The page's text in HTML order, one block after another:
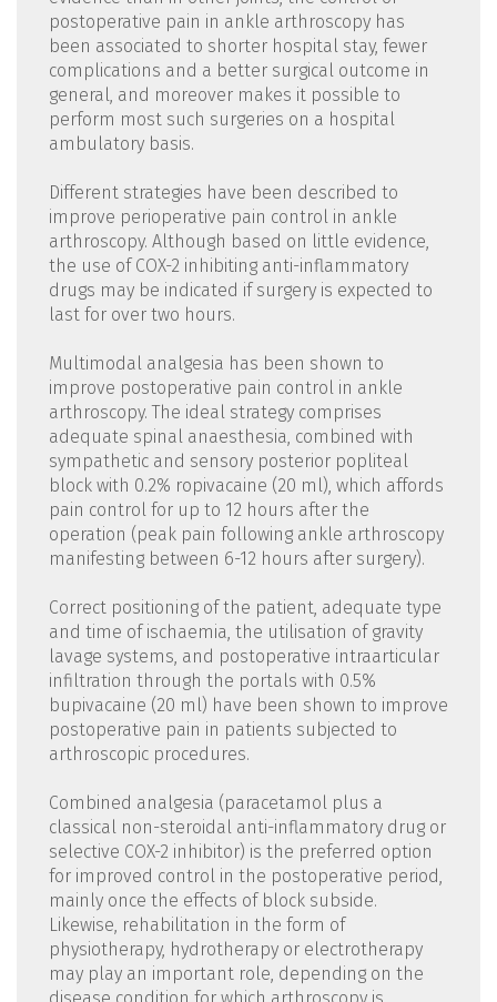
postoperative pain in ankle arthroscopy has
been associated to shorter hospital stay, fewer
complications and a better surgical outcome in
general, and moreover makes it possible to
perform most such surgeries on a hospital
ambulatory basis.
Different strategies have been described to
improve perioperative pain control in ankle
arthroscopy. Although based on little evidence,
the use of COX-2 inhibiting anti-inflammatory
drugs may be indicated if surgery is expected to
last for over two hours.
Multimodal analgesia has been shown to
improve postoperative pain control in ankle
arthroscopy. The ideal strategy comprises
adequate spinal anaesthesia, combined with
sympathetic and sensory posterior popliteal
block with 0.2% ropivacaine (20 ml), which affords
pain control for up to 12 hours after the
operation (peak pain following ankle arthroscopy
manifesting between 6-12 hours after surgery).
Correct positioning of the patient, adequate type
and time of ischaemia, the utilisation of gravity
lavage systems, and postoperative intraarticular
infiltration through the portals with 0.5%
bupivacaine (20 ml) have been shown to improve
postoperative pain in patients subjected to
arthroscopic procedures.
Combined analgesia (paracetamol plus a
classical non-steroidal anti-inflammatory drug or
selective COX-2 inhibitor) is the preferred option
for improved control in the postoperative period,
mainly once the effects of block subside.
Likewise, rehabilitation in the form of
physiotherapy, hydrotherapy or electrotherapy
may play an important role, depending on the